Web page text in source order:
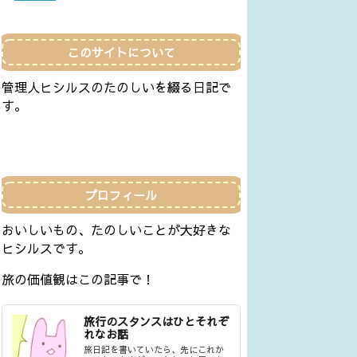
このサイトについて
管理人ヒシルスのたのしいを綴る日記で
す。
プロフィール
おいしいもの、たのしいことが大好きな
ヒシルスです。
旅の価値観はこの記事で！
旅行のスタンスはひとそれぞ
れなお話
旅日記を書いていたら、先にこれか